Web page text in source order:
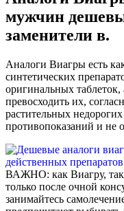
мужчин
заменители в.
Аналоги Виагры есть
синтетических
оригинальных
превосходить их,
растительных
противопоказаний и не
ВАЖНО: как Виагру, так
только после очной
занимайтесь